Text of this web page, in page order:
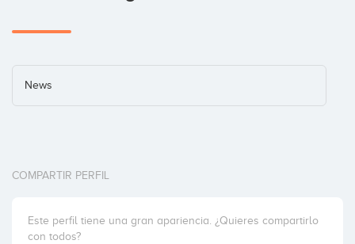
News
COMPARTIR PERFIL
Este perfil tiene una gran apariencia. ¿Quieres compartirlo
con todos?